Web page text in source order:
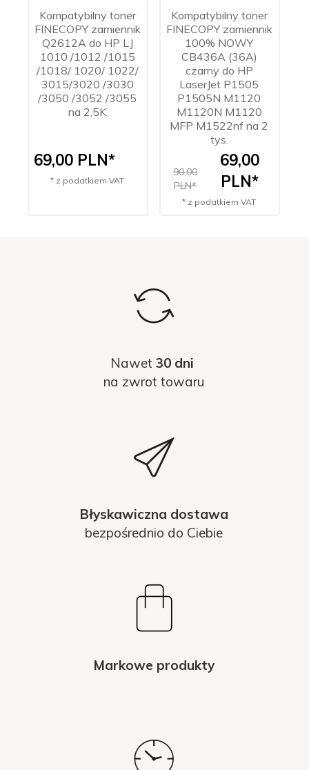
Kompatybilny toner
FINECOPY zamiennik
Q2612A do HP LJ
1010 /1012 /1015
/1018/ 1020/ 1022/
3015/3020 /3030
/3050 /3052 /3055
na 2,5K
69,00 PLN*
* z podatkiem VAT
Kompatybilny toner
FINECOPY zamiennik
100% NOWY
CB436A (36A)
czarny do HP
LaserJet P1505
P1505N M1120
M1120N M1120
MFP M1522nf na 2
tys.
90,00
PLN*
69,00
PLN*
* z podatkiem VAT
Nawet 30 dni
na zwrot towaru
Błyskawiczna dostawa
bezpośrednio do Ciebie
Markowe produkty